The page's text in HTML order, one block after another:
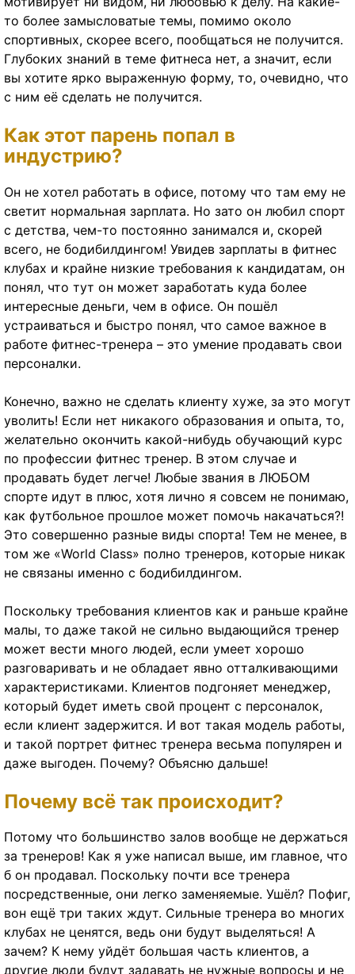
то более замысловатые темы, помимо около
спортивных, скорее всего, пообщаться не получится.
Глубоких знаний в теме фитнеса нет, а значит, если
вы хотите ярко выраженную форму, то, очевидно, что
с ним её сделать не получится.
Как этот парень попал в
индустрию?
Он не хотел работать в офисе, потому что там ему не
светит нормальная зарплата. Но зато он любил спорт
с детства, чем-то постоянно занимался и, скорей
всего, не бодибилдингом! Увидев зарплаты в фитнес
клубах и крайне низкие требования к кандидатам, он
понял, что тут он может заработать куда более
интересные деньги, чем в офисе. Он пошёл
устраиваться и быстро понял, что самое важное в
работе фитнес-тренера – это умение продавать свои
персоналки.
Конечно, важно не сделать клиенту хуже, за это могут
уволить! Если нет никакого образования и опыта, то,
желательно окончить какой-нибудь обучающий курс
по профессии фитнес тренер. В этом случае и
продавать будет легче! Любые звания в ЛЮБОМ
спорте идут в плюс, хотя лично я совсем не понимаю,
как футбольное прошлое может помочь накачаться?!
Это совершенно разные виды спорта! Тем не менее, в
том же «World Class» полно тренеров, которые никак
не связаны именно с бодибилдингом.
Поскольку требования клиентов как и раньше крайне
малы, то даже такой не сильно выдающийся тренер
может вести много людей, если умеет хорошо
разговаривать и не обладает явно отталкивающими
характеристиками. Клиентов подгоняет менеджер,
который будет иметь свой процент с персоналок,
если клиент задержится. И вот такая модель работы,
и такой портрет фитнес тренера весьма популярен и
даже выгоден. Почему? Объясню дальше!
Почему всё так происходит?
Потому что большинство залов вообще не держаться
за тренеров! Как я уже написал выше, им главное, что
б он продавал. Поскольку почти все тренера
посредственные, они легко заменяемые. Ушёл? Пофиг,
вон ещё три таких ждут. Сильные тренера во многих
клубах не ценятся, ведь они будут выделяться! А
зачем? К нему уйдёт большая часть клиентов, а
другие люди будут задавать не нужные вопросы и не